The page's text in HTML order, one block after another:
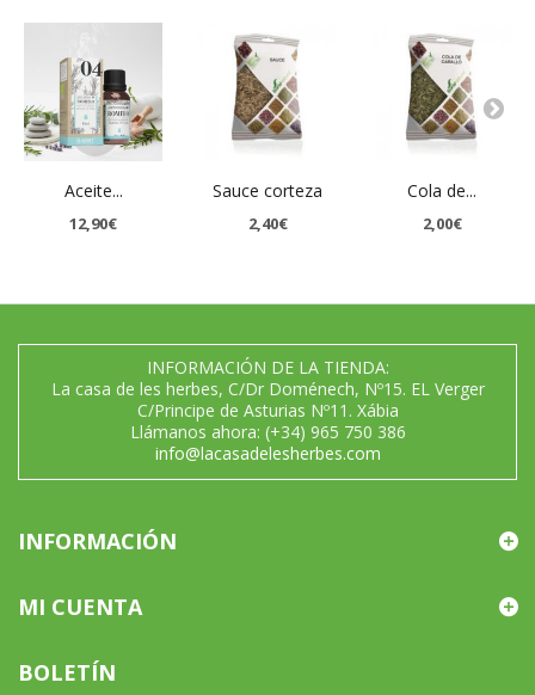
Aceite...
12,90€
Sauce corteza
2,40€
Cola de...
2,00€
INFORMACIÓN DE LA TIENDA:
La casa de les herbes, C/Dr Doménech, Nº15. EL Verger
C/Principe de Asturias Nº11. Xábia
Llámanos ahora: (+34) 965 750 386
info@lacasadelesherbes.com
INFORMACIÓN
MI CUENTA
BOLETÍN